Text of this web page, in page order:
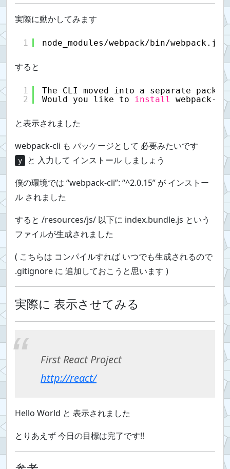
実際に動かしてみます
1 node_modules/webpack/bin/webpack.js
すると
1
2
The CLI moved into a separate
Would you like to install webpack-
と表示されました
webpack-cli も パッケージとして 必要みたいです
y
と 入力して インストール しましょう
僕の環境では “webpack-cli”: “^2.0.15” が インストー
ル されました
すると /resources/js/ 以下に index.bundle.js という
ファイルが生成されました
( こちらは コンパイルすれば いつでも生成されるので
.gitignore に 追加しておこうと思います )
実際に 表示させてみる
First React Project
http://react/
Hello World と 表示されました
とりあえず 今日の目標は完了です!!